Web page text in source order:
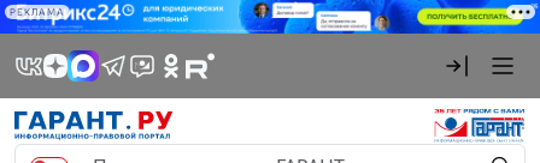
РЕКЛАМА